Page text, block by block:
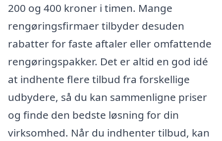
200 og 400 kroner i timen. Mange
rengøringsfirmaer tilbyder desuden
rabatter for faste aftaler eller omfattende
rengøringspakker. Det er altid en god idé
at indhente flere tilbud fra forskellige
udbydere, så du kan sammenligne priser
og finde den bedste løsning for din
virksomhed. Når du indhenter tilbud, kan